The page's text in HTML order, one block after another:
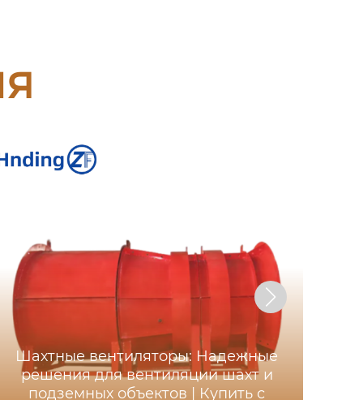
Шахтные вентиляторы: Надежные
решения для вентиляции шахт и
подземных объектов | Купить с